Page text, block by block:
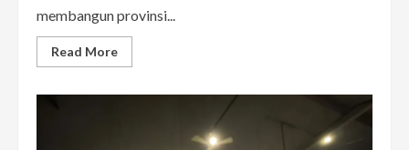
membangun provinsi...
Read MoreRead
more